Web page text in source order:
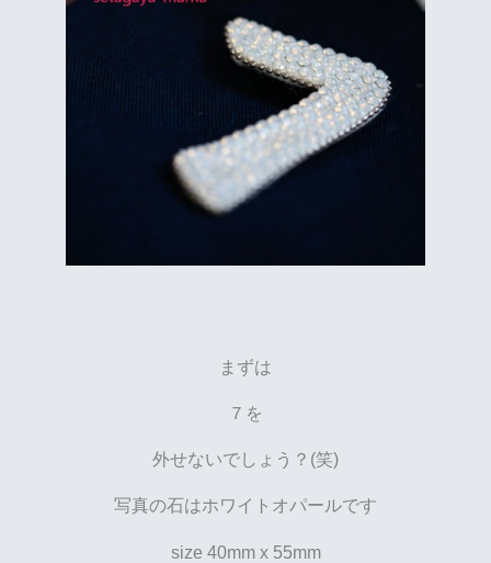
まずは
７を
外せないでしょう？(笑)
写真の石はホワイトオパールです
size 40mm x 55mm